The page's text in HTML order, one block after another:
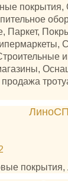
покрытия,
Паркет,